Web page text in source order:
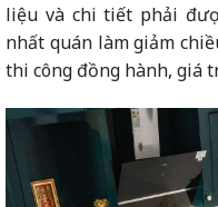
liệu và chi tiết phải
nhất quán làm giảm
thi công đồng hành, giá